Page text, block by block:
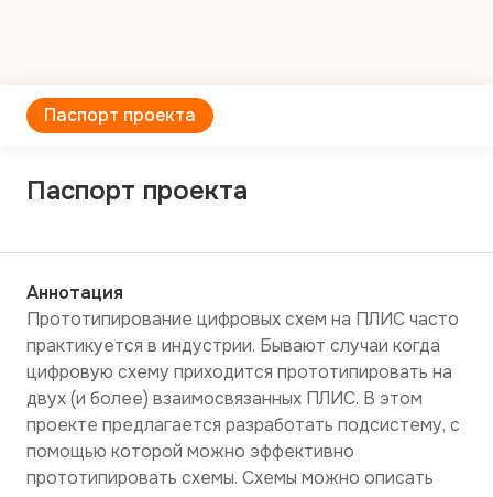
Паспорт проекта
Паспорт проекта
Аннотация
Прототипирование цифровых схем на ПЛИС часто
практикуется в индустрии. Бывают случаи когда
цифровую схему приходится прототипировать на
двух (и более) взаимосвязанных ПЛИС. В этом
проекте предлагается разработать подсистему, с
помощью которой можно эффективно
прототипировать схемы. Схемы можно описать